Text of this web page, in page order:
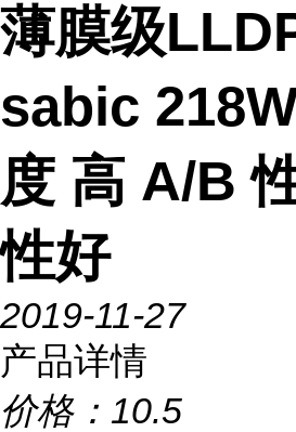
薄膜级
sabic
度 高 A/B
性好
2019-11-27
产品详情
价格： 10.5